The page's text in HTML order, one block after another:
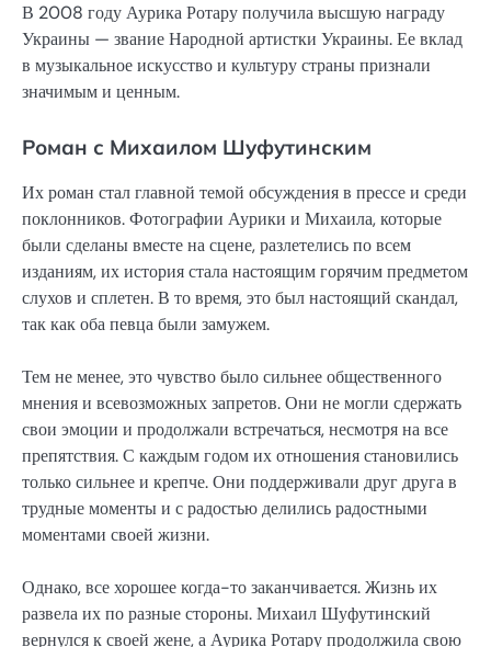
В 2008 году Аурика Ротару получила высшую награду
Украины — звание Народной артистки Украины. Ее вклад
в музыкальное искусство и культуру страны признали
значимым и ценным.
Роман с Михаилом Шуфутинским
Их роман стал главной темой обсуждения в прессе и среди
поклонников. Фотографии Аурики и Михаила, которые
были сделаны вместе на сцене, разлетелись по всем
изданиям, их история стала настоящим горячим предметом
слухов и сплетен. В то время, это был настоящий скандал,
так как оба певца были замужем.
Тем не менее, это чувство было сильнее общественного
мнения и всевозможных запретов. Они не могли сдержать
свои эмоции и продолжали встречаться, несмотря на все
препятствия. С каждым годом их отношения становились
только сильнее и крепче. Они поддерживали друг друга в
трудные моменты и с радостью делились радостными
моментами своей жизни.
Однако, все хорошее когда-то заканчивается. Жизнь их
развела их по разные стороны. Михаил Шуфутинский
вернулся к своей жене, а Аурика Ротару продолжила свою